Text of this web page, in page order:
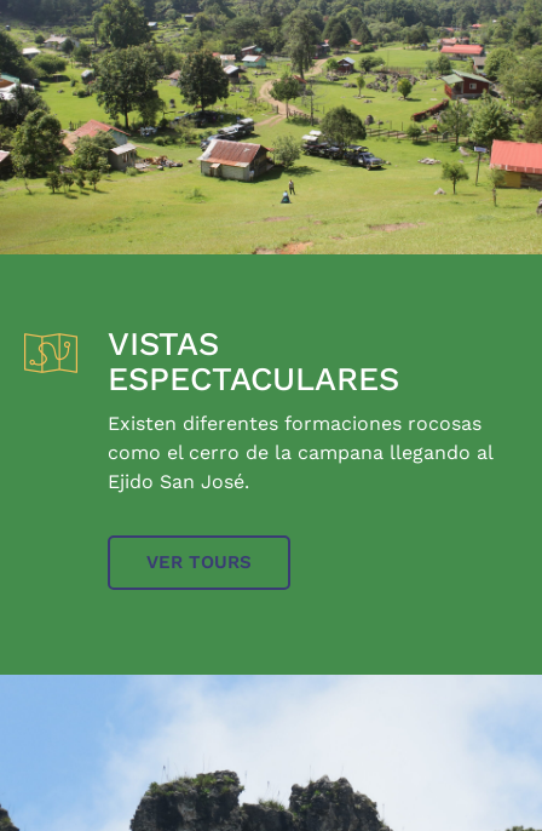
VISTAS
ESPECTACULARES
Existen diferentes formaciones rocosas
como el cerro de la campana llegando al
Ejido San José.
VER TOURS